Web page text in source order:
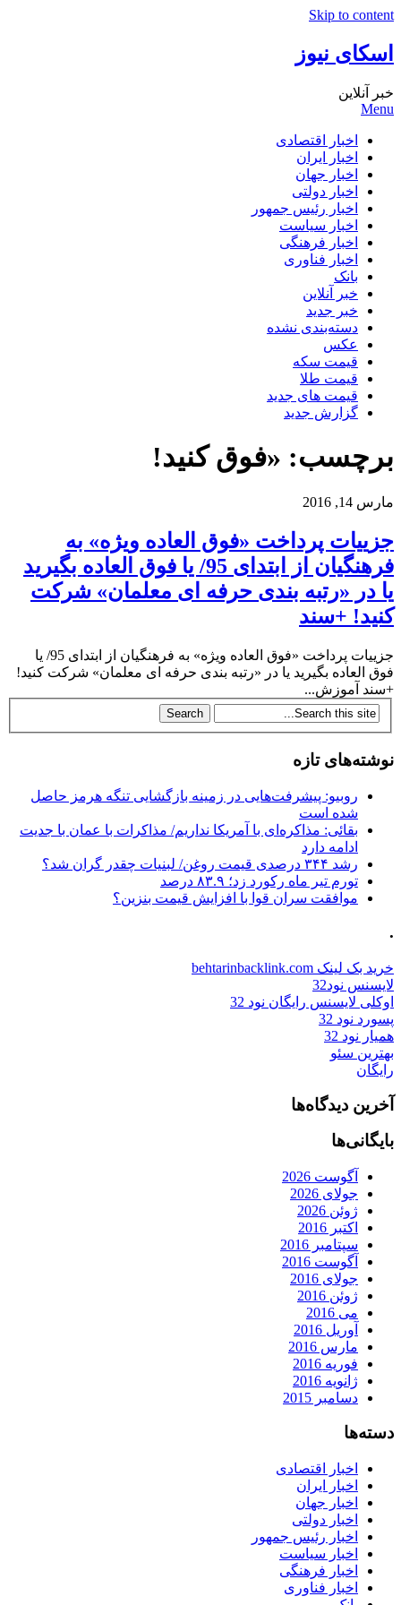
Skip to content
اسکای نیوز
خبر آنلاین
Menu
اخبار اقتصادی
اخبار ایران
اخبار جهان
اخبار دولتی
اخبار رئیس جمهور
اخبار سیاست
اخبار فرهنگی
اخبار فناوری
بانک
خبر آنلاین
خبر جدید
دسته‌بندی نشده
عکس
قیمت سکه
قیمت طلا
قیمت های جدید
گزارش جدید
برچسب: «فوق کنید!
مارس 14, 2016
جزییات پرداخت «فوق العاده ویژه» به
فرهنگیان از ابتدای 95/ یا فوق العاده بگیرید
یا در «رتبه بندی حرفه ای معلمان» شرکت
کنید! +سند
جزییات پرداخت «فوق العاده ویژه» به فرهنگیان از ابتدای 95/ یا
فوق العاده بگیرید یا در «رتبه بندی حرفه ای معلمان» شرکت کنید!
+سند آموزش...
نوشته‌های تازه
روبیو: پیشرفت‌هایی در زمینه بازگشایی تنگه هرمز حاصل
شده است
بقائی: مذاکره‌ای با آمریکا نداریم/ مذاکرات با عمان با جدیت
ادامه دارد
رشد ۳۴۴ درصدی قیمت روغن/ لبنیات چقدر گران شد؟
تورم تیر ماه رکورد زد؛ ۸۳.۹ درصد
موافقت سران قوا با افزایش قیمت بنزین؟
.
خرید بک لینک behtarinbacklink.com
لایسنس نود32
اوکلی لایسنس رایگان نود 32
پسورد نود 32
همیار نود 32
بهترین سئو
رایگان
آخرین دیدگاه‌ها
بایگانی‌ها
آگوست 2026
جولای 2026
ژوئن 2026
اکتبر 2016
سپتامبر 2016
آگوست 2016
جولای 2016
ژوئن 2016
می 2016
آوریل 2016
مارس 2016
فوریه 2016
ژانویه 2016
دسامبر 2015
دسته‌ها
اخبار اقتصادی
اخبار ایران
اخبار جهان
اخبار دولتی
اخبار رئیس جمهور
اخبار سیاست
اخبار فرهنگی
اخبار فناوری